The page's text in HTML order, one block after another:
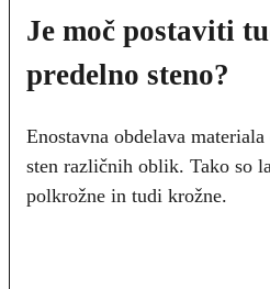
Je moč postaviti
predelno steno?
Enostavna obdelava
sten različnih oblik. Tako so
polkrožne in tudi krožne.